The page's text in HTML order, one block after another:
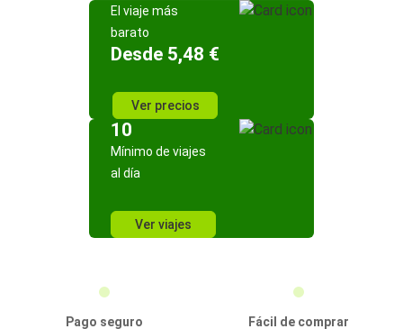
El viaje más
barato
Desde 5,48 €
Ver precios
10
Mínimo de viajes
al día
Ver viajes
Pago seguro
Fácil de comprar